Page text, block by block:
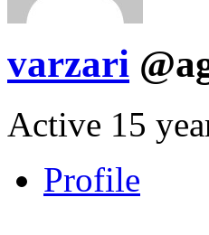
varzari
Active 15
Profile